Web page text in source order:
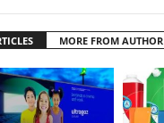
MORE FROM AUTHOR